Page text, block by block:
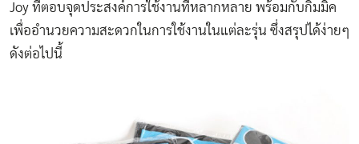
Joy ที่ตอบจุดประสงค์การใช้งานที่หลากหลาย พร้อมกับกิมมิค
เพื่ออำนวยความสะดวกในการใช้งานในแต่ละรุ่น ซึ่งสรุปได้ง่ายๆ
ดังต่อไปนี้